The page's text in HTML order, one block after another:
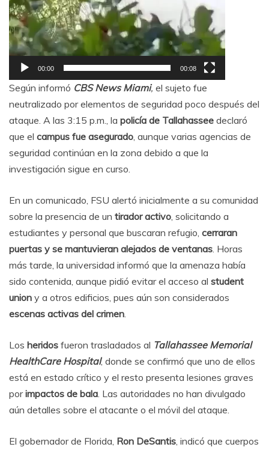
00:00 00:08
Según informó CBS News Miami, el sujeto fue
neutralizado por elementos de seguridad poco después del
ataque. A las 3:15 p.m., la policía de Tallahassee declaró
que el campus fue asegurado, aunque varias agencias de
seguridad continúan en la zona debido a que la
investigación sigue en curso.
En un comunicado, FSU alertó inicialmente a su comunidad
sobre la presencia de un tirador activo, solicitando a
estudiantes y personal que buscaran refugio, cerraran
puertas y se mantuvieran alejados de ventanas. Horas
más tarde, la universidad informó que la amenaza había
sido contenida, aunque pidió evitar el acceso al student
union y a otros edificios, pues aún son considerados
escenas activas del crimen.
Los heridos fueron trasladados al Tallahassee Memorial
HealthCare Hospital, donde se confirmó que uno de ellos
está en estado crítico y el resto presenta lesiones graves
porimpactos de bala. Las autoridades no han divulgado
aún detalles sobre el atacante o el móvil del ataque.
El gobernador de Florida, Ron DeSantis, indicó que cuerpos